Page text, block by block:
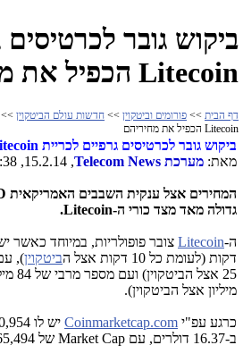
ביקוש גובר לכרטיסים
Litecoin הכפיל את מחיריהם
דף הבית >> פורומים וביטקוין >> חדשות עולם הביטקוין >>
Litecoin הכפיל את מחיריהם
ביקוש גובר לכרטיסים גרפיים לכריית
מאת: מערכת Telecom News
, 15.2.14, 11:38
המחירים אצל ענקית השבבים האמריקאית
גדולה מאד מצד כורי ה-Litecoin
.
ה-Litecoin
דקות (לעומת כל 10 דקות אצל ה
ביטקוין
מיליון אצל הביטקוין).
כרגע עפ"י Coinmarketcap.com
ב-16.37 דולרים, עם
Market Cap של 421,065,494 דולרים.